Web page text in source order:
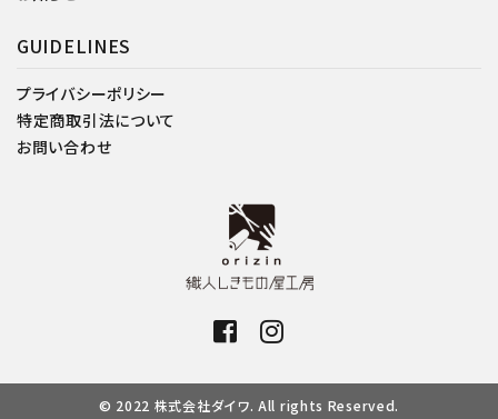
GUIDELINES
プライバシーポリシー
特定商取引法について
お問い合わせ
© 2022 株式会社ダイワ. All rights Reserved.